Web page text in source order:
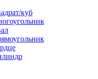
куб